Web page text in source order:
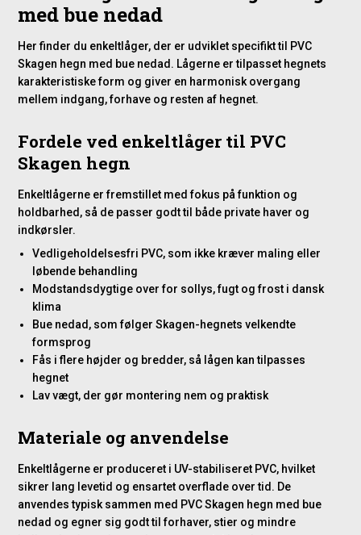
med bue nedad
Her finder du enkeltlåger, der er udviklet specifikt til PVC
Skagen hegn med bue nedad. Lågerne er tilpasset hegnets
karakteristiske form og giver en harmonisk overgang
mellem indgang, forhave og resten af hegnet.
Fordele ved enkeltlåger til PVC
Skagen hegn
Enkeltlågerne er fremstillet med fokus på funktion og
holdbarhed, så de passer godt til både private haver og
indkørsler.
Vedligeholdelsesfri PVC, som ikke kræver maling eller
løbende behandling
Modstandsdygtige over for sollys, fugt og frost i dansk
klima
Bue nedad, som følger Skagen-hegnets velkendte
formsprog
Fås i flere højder og bredder, så lågen kan tilpasses
hegnet
Lav vægt, der gør montering nem og praktisk
Materiale og anvendelse
Enkeltlågerne er produceret i UV-stabiliseret PVC, hvilket
sikrer lang levetid og ensartet overflade over tid. De
anvendes typisk sammen med PVC Skagen hegn med bue
nedad og egner sig godt til forhaver, stier og mindre